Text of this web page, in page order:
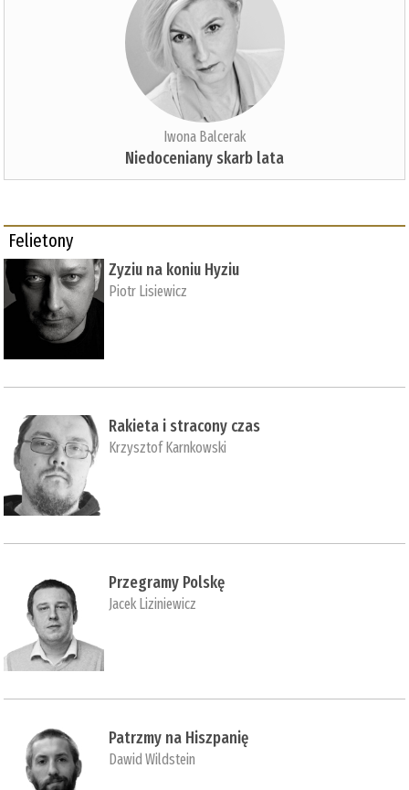
Iwona Balcerak
Niedoceniany skarb lata
Felietony
Zyziu na koniu Hyziu
Piotr Lisiewicz
Rakieta i stracony czas
Krzysztof Karnkowski
Przegramy Polskę
Jacek Liziniewicz
Patrzmy na Hiszpanię
Dawid Wildstein